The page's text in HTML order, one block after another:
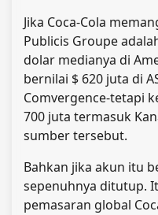
Jika Coca-Cola
Publicis Groupe
dolar medianya di
bernilai $ 620 juta di
Comvergence-tetapi
700 juta termasuk
sumber tersebut.
Bahkan jika akun itu
sepenuhnya ditutup.
pemasaran global